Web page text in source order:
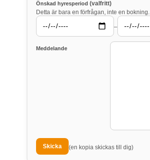
Önskad hyresperiod (valfritt)
Detta är bara en förfrågan, inte en bokning.
–
Meddelande
(en kopia skickas till dig)